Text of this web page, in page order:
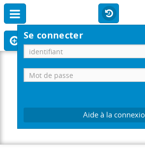
Se connecter
Aide à la